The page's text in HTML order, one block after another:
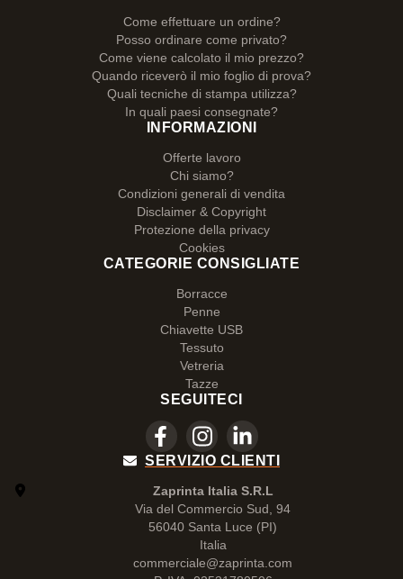
Come effettuare un ordine?
Posso ordinare come privato?
Come viene calcolato il mio prezzo?
Quando riceverò il mio foglio di prova?
Quali tecniche di stampa utilizza?
In quali paesi consegnate?
INFORMAZIONI
Offerte lavoro
Chi siamo?
Condizioni generali di vendita
Disclaimer & Copyright
Protezione della privacy
Cookies
CATEGORIE CONSIGLIATE
Borracce
Penne
Chiavette USB
Tessuto
Vetreria
Tazze
SEGUITECI
SERVIZIO CLIENTI
Zaprinta Italia S.R.L
Via del Commercio Sud, 94
56040 Santa Luce (PI)
Italia
commerciale@zaprinta.com